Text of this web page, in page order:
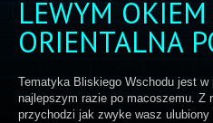
LEWYM
ORIENTALNA
Tematyka Bliskiego Wschodu jest
najlepszym razie po macoszemu. Z
przychodzi jak zwyke wasz